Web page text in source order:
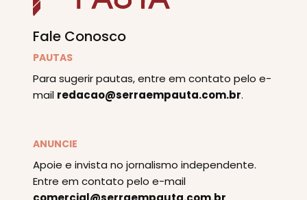
Fale Conosco
PAUTAS
Para sugerir pautas, entre em contato pelo e-
mail redacao@serraempauta.com.br.
ANUNCIE
Apoie e invista no jornalismo independente.
Entre em contato pelo e-mail